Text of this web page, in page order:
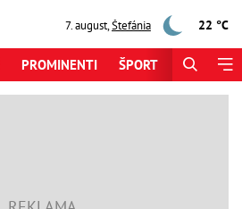
7. august,Štefánia 22 °C
PROMINENTI ŠPORT